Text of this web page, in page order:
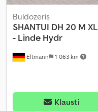
Eltmann 1 063 km
Buldozeris
SHANTUI DH 20 M
- Linde Hydr
Klausti